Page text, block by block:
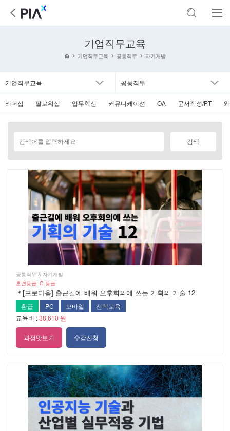
기업직무교육
기업직무교육 공통직무 자기개발
기업직무교육 공통직무
리더십 팔로워십 업무혁신 커뮤니케이션 OA 문서작성/PT
공통직무  자기개발
훈련등급: C 등급
＊[프로다움] 출근길에 배워 오후회의에 쓰는 기획의 기술 12
환급 PC 모바일
선택교육
교육비 :38,610 원
과정맛보기 수강신청